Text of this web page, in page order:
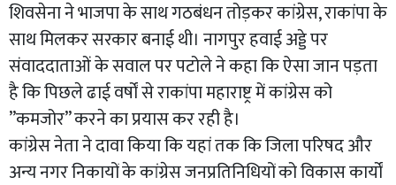
शिवसेना ने भाजपा के साथ गठबंधन तोड़कर कांग्रेस, राकांपा के
साथ मिलकर सरकार बनाई थी। नागपुर हवाई अड्डे पर
संवाददाताओं के सवाल पर पटोले ने कहा कि ऐसा जान पड़ता
है कि पिछले ढाई वर्षों से राकांपा महाराष्ट्र में कांग्रेस को
”कमजोर” करने का प्रयास कर रही है।
कांग्रेस नेता ने दावा किया कि यहां तक कि जिला परिषद और
अन्य नगर निकायों के कांग्रेस जनप्रतिनिधियों को विकास कार्यों